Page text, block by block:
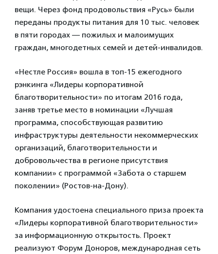
вещи. Через фонд продовольствия «Русь» были
переданы продукты питания для 10 тыс. человек
в пяти городах — пожилых и малоимущих
граждан, многодетных семей и детей-инвалидов.
«Нестле Россия» вошла в топ-15 ежегодного
рэнкинга «Лидеры корпоративной
благотворительности» по итогам 2016 года,
заняв третье место в номинации «Лучшая
программа, способствующая развитию
инфраструктуры деятельности некоммерческих
организаций, благотворительности и
добровольчества в регионе присутствия
компании» с программой «Забота о старшем
поколении» (Ростов-на-Дону).
Компания удостоена специального приза проекта
«Лидеры корпоративной благотворительности»
за информационную открытость. Проект
реализуют Форум Доноров, международная сеть